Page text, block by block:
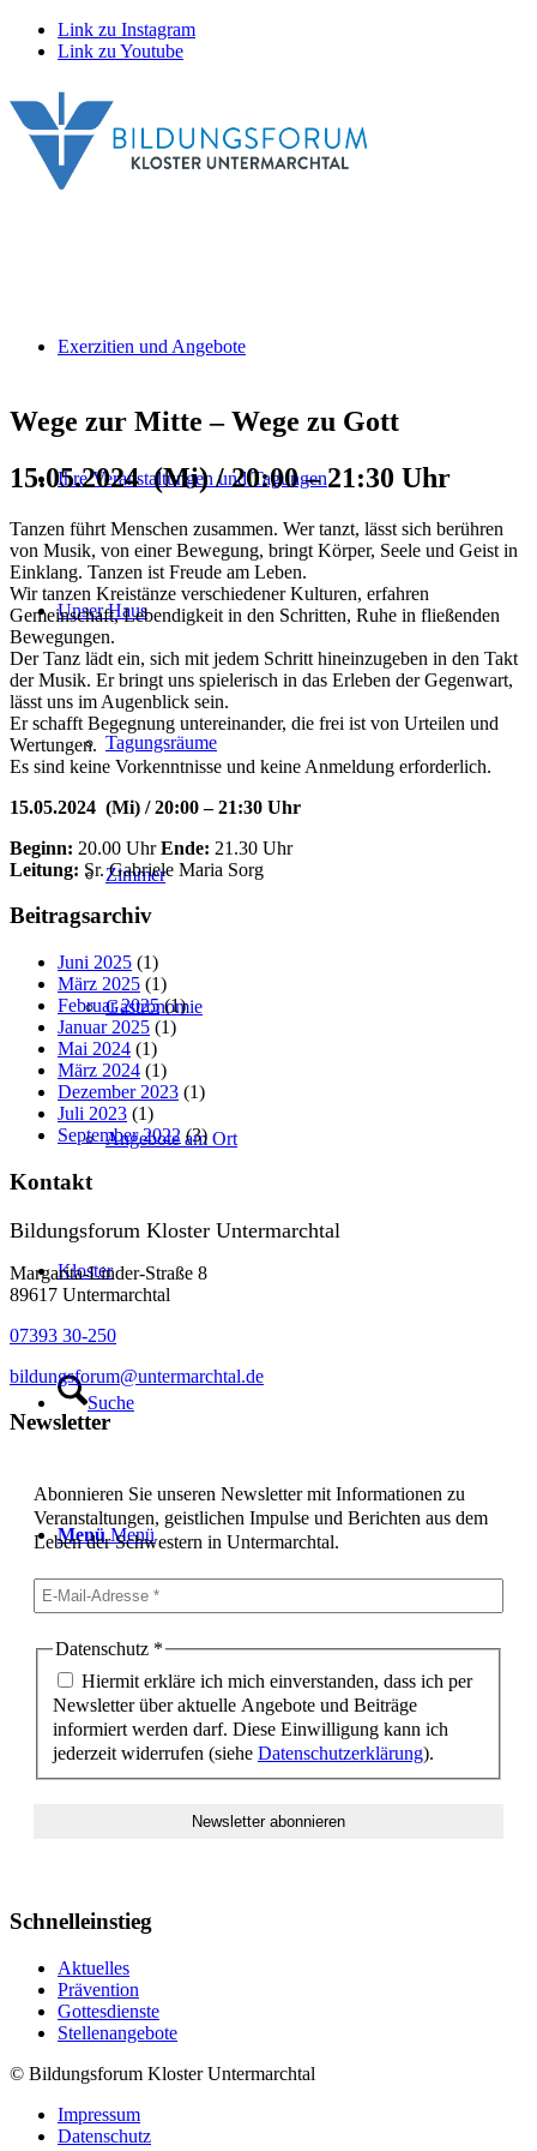
Link zu Instagram
Link zu Youtube
Exerzitien und Angebote
Ihre Veranstaltungen und Tagungen
Unser Haus
Tagungsräume
Zimmer
Gastronomie
Angebote am Ort
Kloster
Suche
Menü Menü
Wege zur Mitte – Wege zu Gott
15.05.2024 (Mi) / 20:00 – 21:30 Uhr
Tanzen führt Menschen zusammen. Wer tanzt, lässt sich berühren
von Musik, von einer Bewegung, bringt Körper, Seele und Geist in
Einklang. Tanzen ist Freude am Leben.
Wir tanzen Kreistänze verschiedener Kulturen, erfahren
Gemeinschaft, Lebendigkeit in den Schritten, Ruhe in fließenden
Bewegungen.
Der Tanz lädt ein, sich mit jedem Schritt hineinzugeben in den Takt
der Musik. Er bringt uns spielerisch in das Erleben der Gegenwart,
lässt uns im Augenblick sein.
Er schafft Begegnung untereinander, die frei ist von Urteilen und
Wertungen.
Es sind keine Vorkenntnisse und keine Anmeldung erforderlich.
15.05.2024 (Mi) / 20:00 – 21:30 Uhr
Beginn: 20.00 UhrEnde: 21.30 Uhr
Leitung: Sr. Gabriele Maria Sorg
Beitragsarchiv
Juni 2025 (1)
März 2025 (1)
Februar 2025(1)
Januar 2025 (1)
Mai 2024 (1)
März 2024 (1)
Dezember 2023 (1)
Juli 2023 (1)
September 2022 (3)
Kontakt
Bildungsforum Kloster Untermarchtal
Margarita-Linder-Straße 8
89617 Untermarchtal
07393 30-250
bildungsforum@untermarchtal.de
Newsletter
Abonnieren Sie unseren Newsletter mit Informationen zu
Veranstaltungen, geistlichen Impulse und Berichten aus dem
Leben der Schwestern in Untermarchtal.
Datenschutz *
Hiermit erkläre ich mich einverstanden, dass ich per
Newsletter über aktuelle Angebote und Beiträge
informiert werden darf. Diese Einwilligung kann ich
jederzeit widerrufen (siehe Datenschutzerklärung).
Schnelleinstieg
Aktuelles
Prävention
Gottesdienste
Stellenangebote
© Bildungsforum Kloster Untermarchtal
Impressum
Datenschutz